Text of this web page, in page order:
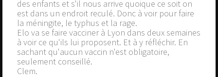
des enfants et s'il nous arrive quoique ce soit on
est dans un endroit reculé. Donc à voir pour faire
la méningite, le typhus et la rage.
Elo va se faire vacciner à Lyon dans deux semaines
à voir ce qu'ils lui proposent. Et à y réfléchir. En
sachant qu'aucun vaccin n'est obligatoire,
seulement conseillé.
Clem.